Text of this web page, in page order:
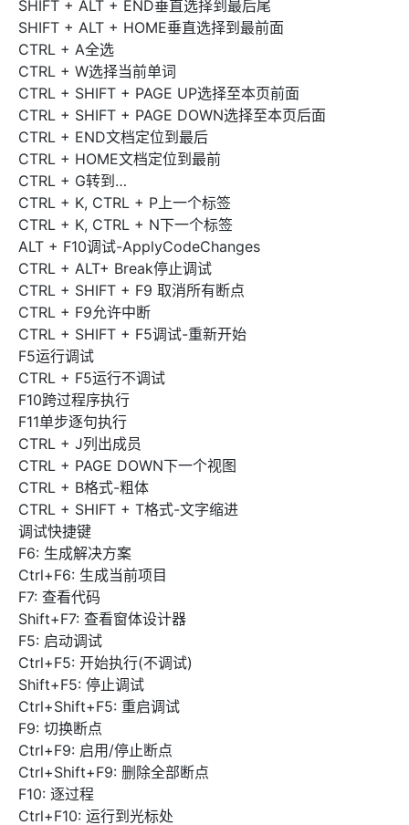
SHIFT + ALT + END垂直选择到最后尾
SHIFT + ALT + HOME垂直选择到最前面
CTRL + A全选
CTRL + W选择当前单词
CTRL + SHIFT + PAGE UP选择至本页前面
CTRL + SHIFT + PAGE DOWN选择至本页后面
CTRL + END文档定位到最后
CTRL + HOME文档定位到最前
CTRL + G转到…
CTRL + K, CTRL + P上一个标签
CTRL + K, CTRL + N下一个标签
ALT + F10调试-ApplyCodeChanges
CTRL + ALT+ Break停止调试
CTRL + SHIFT + F9 取消所有断点
CTRL + F9允许中断
CTRL + SHIFT + F5调试-重新开始
F5运行调试
CTRL + F5运行不调试
F10跨过程序执行
F11单步逐句执行
CTRL + J列出成员
CTRL + PAGE DOWN下一个视图
CTRL + B格式-粗体
CTRL + SHIFT + T格式-文字缩进
调试快捷键
F6: 生成解决方案
Ctrl+F6: 生成当前项目
F7: 查看代码
Shift+F7: 查看窗体设计器
F5: 启动调试
Ctrl+F5: 开始执行(不调试)
Shift+F5: 停止调试
Ctrl+Shift+F5: 重启调试
F9: 切换断点
Ctrl+F9: 启用/停止断点
Ctrl+Shift+F9: 删除全部断点
F10: 逐过程
Ctrl+F10: 运行到光标处